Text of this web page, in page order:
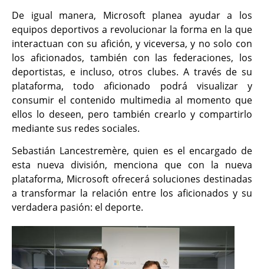
De igual manera, Microsoft planea ayudar a los
equipos deportivos a revolucionar la forma en la que
interactuan con su afición, y viceversa, y no solo con
los aficionados, también con las federaciones, los
deportistas, e incluso, otros clubes. A través de su
plataforma, todo aficionado podrá visualizar y
consumir el contenido multimedia al momento que
ellos lo deseen, pero también crearlo y compartirlo
mediante sus redes sociales.
Sebastián Lancestremère, quien es el encargado de
esta nueva división, menciona que con la nueva
plataforma, Microsoft ofrecerá soluciones destinadas
a transformar la relación entre los aficionados y su
verdadera pasión: el deporte.